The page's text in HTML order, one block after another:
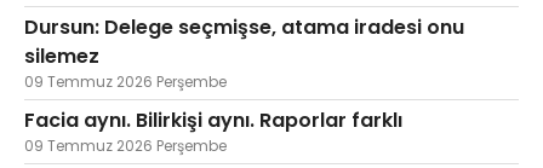
Dursun: Delege seçmişse, atama iradesi onu
silemez
09 Temmuz 2026 Perşembe
Facia aynı. Bilirkişi aynı. Raporlar farklı
09 Temmuz 2026 Perşembe